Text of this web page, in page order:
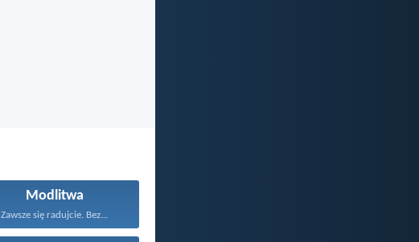
Modlitwa
Zawsze się radujcie. Bez...